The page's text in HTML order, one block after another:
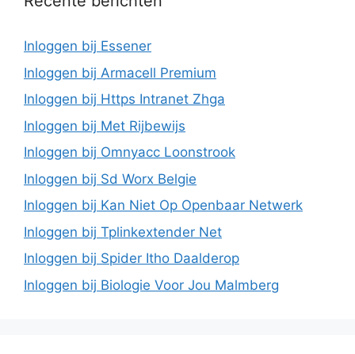
Inloggen bij Essener
Inloggen bij Armacell Premium
Inloggen bij Https Intranet Zhga
Inloggen bij Met Rijbewijs
Inloggen bij Omnyacc Loonstrook
Inloggen bij Sd Worx Belgie
Inloggen bij Kan Niet Op Openbaar Netwerk
Inloggen bij Tplinkextender Net
Inloggen bij Spider Itho Daalderop
Inloggen bij Biologie Voor Jou Malmberg